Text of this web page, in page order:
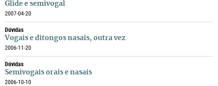
Glide e semivogal
2007-04-20
Dúvidas
Vogais e ditongos nasais, outra vez
2006-11-20
Dúvidas
Semivogais orais e nasais
2006-10-10